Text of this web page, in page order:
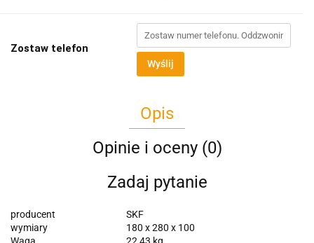
Zostaw telefon
Wyślij
Opis
Opinie i oceny (0)
Zadaj pytanie
producent
SKF
wymiary
180 x 280 x 100